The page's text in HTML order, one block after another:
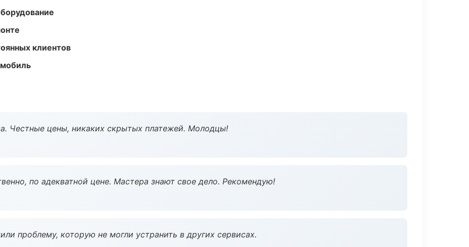
клиентов
Честные цены, никаких скрытых платежей. Молодцы!
по адекватной цене. Мастера знают свое дело. Рекомендую!
проблему, которую не могли устранить в других сервисах.